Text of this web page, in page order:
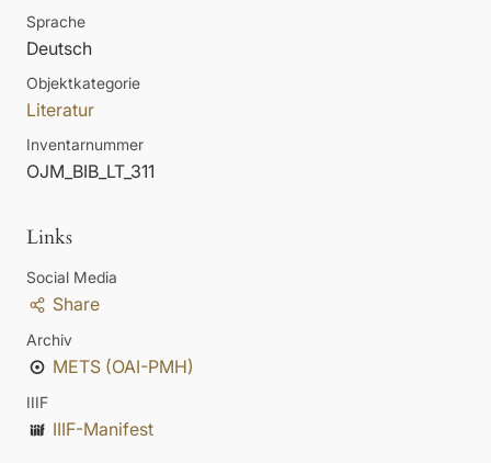
Sprache
Deutsch
Objektkategorie
Literatur
Inventarnummer
OJM_BIB_LT_311
Links
Social Media
Share
Archiv
METS (OAI-PMH)
IIIF
IIIF-Manifest